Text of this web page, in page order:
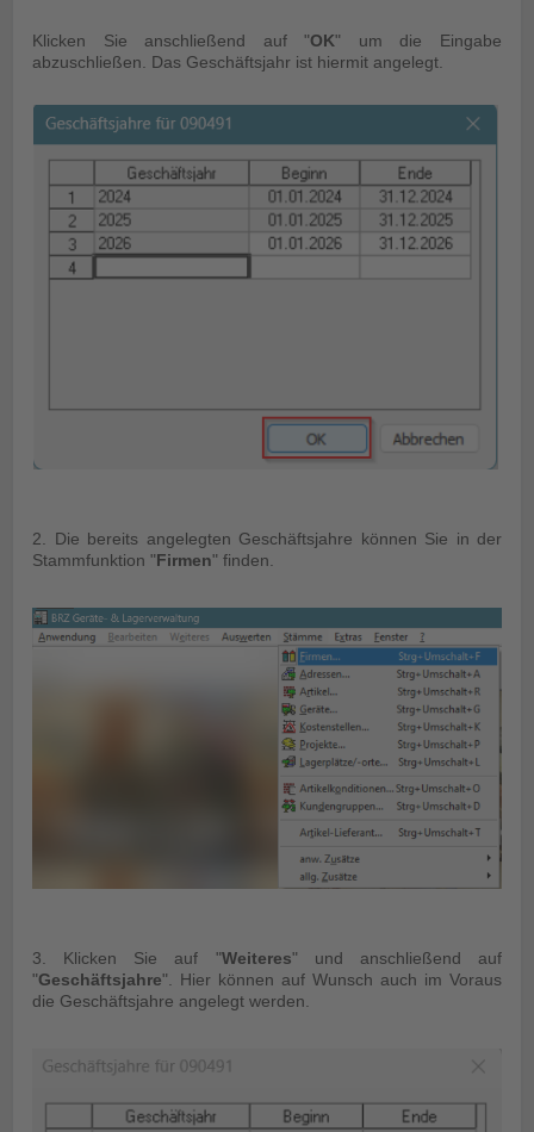
Klicken Sie anschließend auf "OK" um die Eingabe
abzuschließen. Das Geschäftsjahr ist hiermit angelegt.
2. Die bereits angelegten Geschäftsjahre können Sie in der
Stammfunktion "Firmen" finden.
3. Klicken Sie auf "Weiteres" und anschließend auf
"Geschäftsjahre". Hier können auf Wunsch auch im Voraus
die Geschäftsjahre angelegt werden.